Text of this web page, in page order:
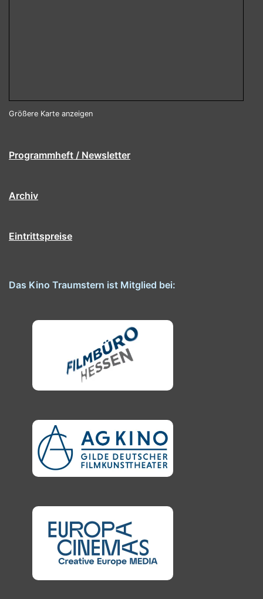
Größere Karte anzeigen
Programmheft / Newsletter
Archiv
Eintrittspreise
Das Kino Traumstern ist Mitglied bei: